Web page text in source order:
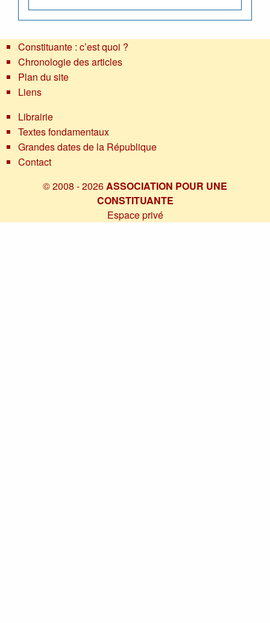
Constituante : c’est quoi ?
Chronologie des articles
Plan du site
Liens
Librairie
Textes fondamentaux
Grandes dates de la République
Contact
© 2008 - 2026 ASSOCIATION POUR UNE
CONSTITUANTE
Espace privé